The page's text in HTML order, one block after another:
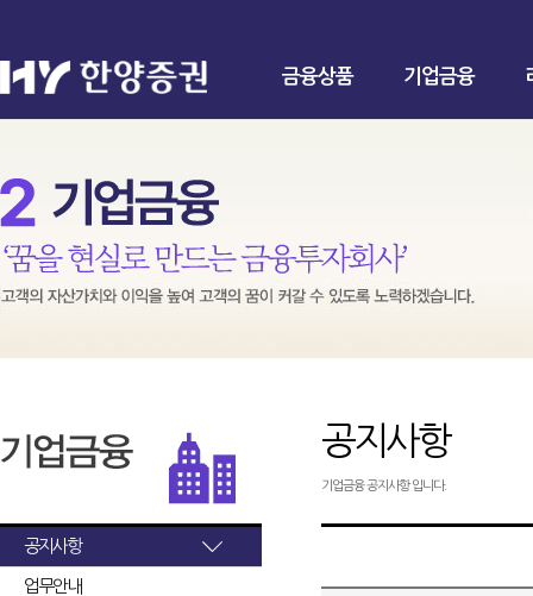
금융상품 기업금융
공지사항
업무안내
공지사항
기업금융 공지사항 입니다.